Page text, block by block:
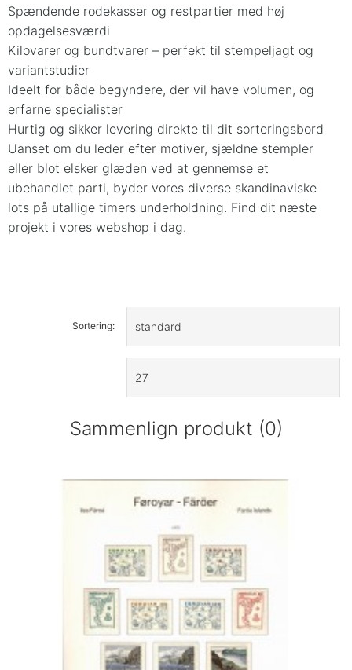
Spændende rodekasser og restpartier med høj
opdagelsesværdi
Kilovarer og bundtvarer – perfekt til stempeljagt og
variantstudier
Ideelt for både begyndere, der vil have volumen, og
erfarne specialister
Hurtig og sikker levering direkte til dit sorteringsbord
Uanset om du leder efter motiver, sjældne stempler
eller blot elsker glæden ved at gennemse et
ubehandlet parti, byder vores diverse skandinaviske
lots på utallige timers underholdning. Find dit næste
projekt i vores webshop i dag.
Sortering:
Sammenlign produkt (0)